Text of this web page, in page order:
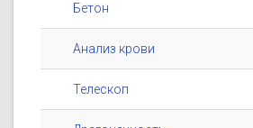
Бетон
Анализ крови
Телескоп